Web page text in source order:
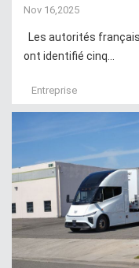
Nov 16,2025
Les autorités
ont identifié cinq...
Entreprise